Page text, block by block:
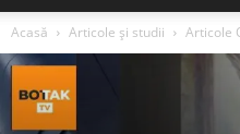
Acasă
Articole şi studii Articole